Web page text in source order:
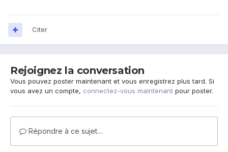
Citer
Rejoignez la conversation
Vous pouvez poster maintenant et vous enregistrez plus tard. Si
vous avez un compte, connectez-vous maintenant pour poster.
Répondre à ce sujet…